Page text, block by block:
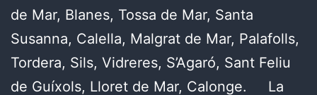
de Mar, Blanes, Tossa de Mar, Santa
Susanna, Calella, Malgrat de Mar, Palafolls,
Tordera, Sils, Vidreres, S’Agaró, Sant Feliu
de Guíxols, Lloret de Mar, Calonge. La